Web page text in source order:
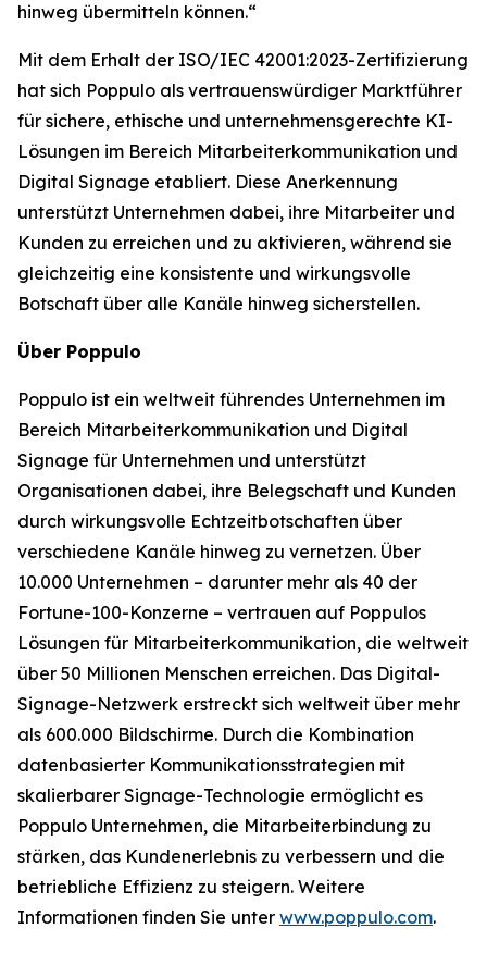
hinweg übermitteln können.“
Mit dem Erhalt der ISO/IEC 42001:2023-Zertifizierung
hat sich Poppulo als vertrauenswürdiger Marktführer
für sichere, ethische und unternehmensgerechte KI-
Lösungen im Bereich Mitarbeiterkommunikation und
Digital Signage etabliert. Diese Anerkennung
unterstützt Unternehmen dabei, ihre Mitarbeiter und
Kunden zu erreichen und zu aktivieren, während sie
gleichzeitig eine konsistente und wirkungsvolle
Botschaft über alle Kanäle hinweg sicherstellen.
Über Poppulo
Poppulo ist ein weltweit führendes Unternehmen im
Bereich Mitarbeiterkommunikation und Digital
Signage für Unternehmen und unterstützt
Organisationen dabei, ihre Belegschaft und Kunden
durch wirkungsvolle Echtzeitbotschaften über
verschiedene Kanäle hinweg zu vernetzen. Über
10.000 Unternehmen – darunter mehr als 40 der
Fortune-100-Konzerne – vertrauen auf Poppulos
Lösungen für Mitarbeiterkommunikation, die weltweit
über 50 Millionen Menschen erreichen. Das Digital-
Signage-Netzwerk erstreckt sich weltweit über mehr
als 600.000 Bildschirme. Durch die Kombination
datenbasierter Kommunikationsstrategien mit
skalierbarer Signage-Technologie ermöglicht es
Poppulo Unternehmen, die Mitarbeiterbindung zu
stärken, das Kundenerlebnis zu verbessern und die
betriebliche Effizienz zu steigern. Weitere
Informationen finden Sie unter www.poppulo.com.